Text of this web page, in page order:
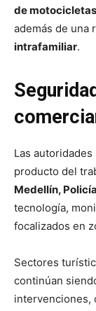
de motocicletas
además de una
intrafamiliar.
Las
producto del
Medellín,
tecnología,
focalizados en
Sectores
continúan
intervenciones,